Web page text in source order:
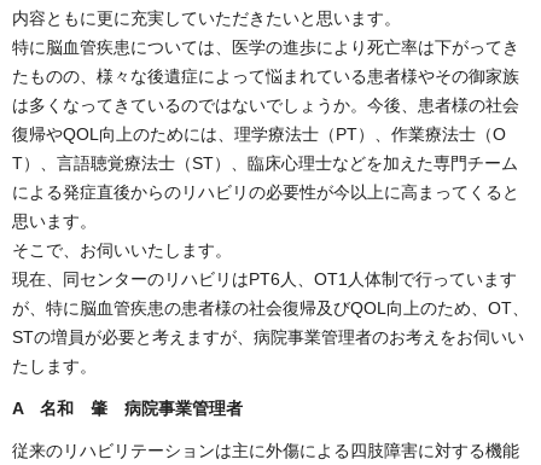
内容ともに更に充実していただきたいと思います。
特に脳血管疾患については、医学の進歩により死亡率は下がってき
たものの、様々な後遺症によって悩まれている患者様やその御家族
は多くなってきているのではないでしょうか。今後、患者様の社会
復帰やQOL向上のためには、理学療法士（PT）、作業療法士（O
T）、言語聴覚療法士（ST）、臨床心理士などを加えた専門チーム
による発症直後からのリハビリの必要性が今以上に高まってくると
思います。
そこで、お伺いいたします。
現在、同センターのリハビリはPT6人、OT1人体制で行っています
が、特に脳血管疾患の患者様の社会復帰及びQOL向上のため、OT、
STの増員が必要と考えますが、病院事業管理者のお考えをお伺いい
たします。
A 名和 肇 病院事業管理者
従来のリハビリテーションは主に外傷による四肢障害に対する機能